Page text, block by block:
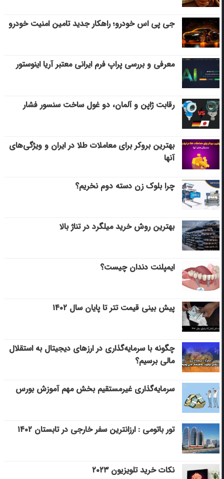
جی پی اس خودرو؛ راهکار جدید تامین امنیت خودرو
معرفی و بررسی پراپ فرم ایرانی معتبر آریا اینوستور
رقابت ژاپن و آلمان، دو غول ساخت سنسور فشار
بهترین بروکر برای معاملات طلا در ایران و ویژگی‌های
آنها
چرا بلوک زن دسته دوم نخریم؟
بهترین روش خرید میلگرد در تناژ بالا
ایمپلنت دندان چیست؟
پیش بینی قیمت تتر تا پایان سال ۱۴۰۲
چگونه با سرمایه‌گذاری در ارزهای دیجیتال به استقلال
مالی برسیم؟
سرمایه‌گذاری غیرمستقیم بخش مهم آموزش بورس
تور باتومی : ارزانترین سفر خارجی در تابستان ۱۴۰۲
نکات خرید تلویزیون ۲۰۲۳